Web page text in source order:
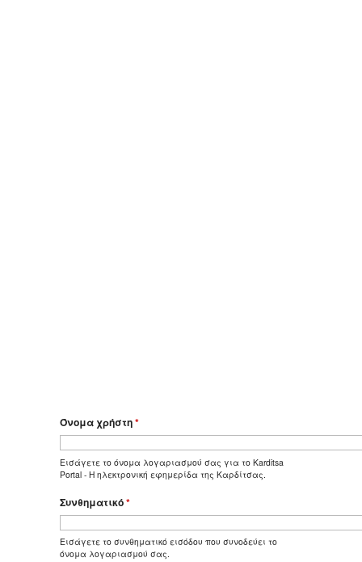
Όνομα χρήστη*
Εισάγετε το όνομα λογαριασμού σας για το Karditsa
Portal - Η ηλεκτρονική εφημερίδα της Καρδίτσας.
Συνθηματικό*
Εισάγετε το συνθηματικό εισόδου που συνοδεύει το
όνομα λογαριασμού σας.